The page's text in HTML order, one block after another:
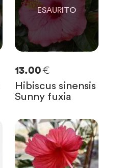
13.00€
Hibiscus sinensis
Sunny fuxia